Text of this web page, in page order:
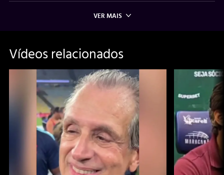
VER MAIS
Vídeos relacionados